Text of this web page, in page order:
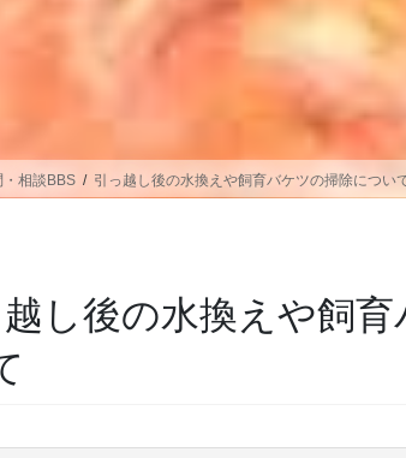
相談BBS 引っ越し後の水換えや飼育バケツの掃除につい
し後の水換えや飼